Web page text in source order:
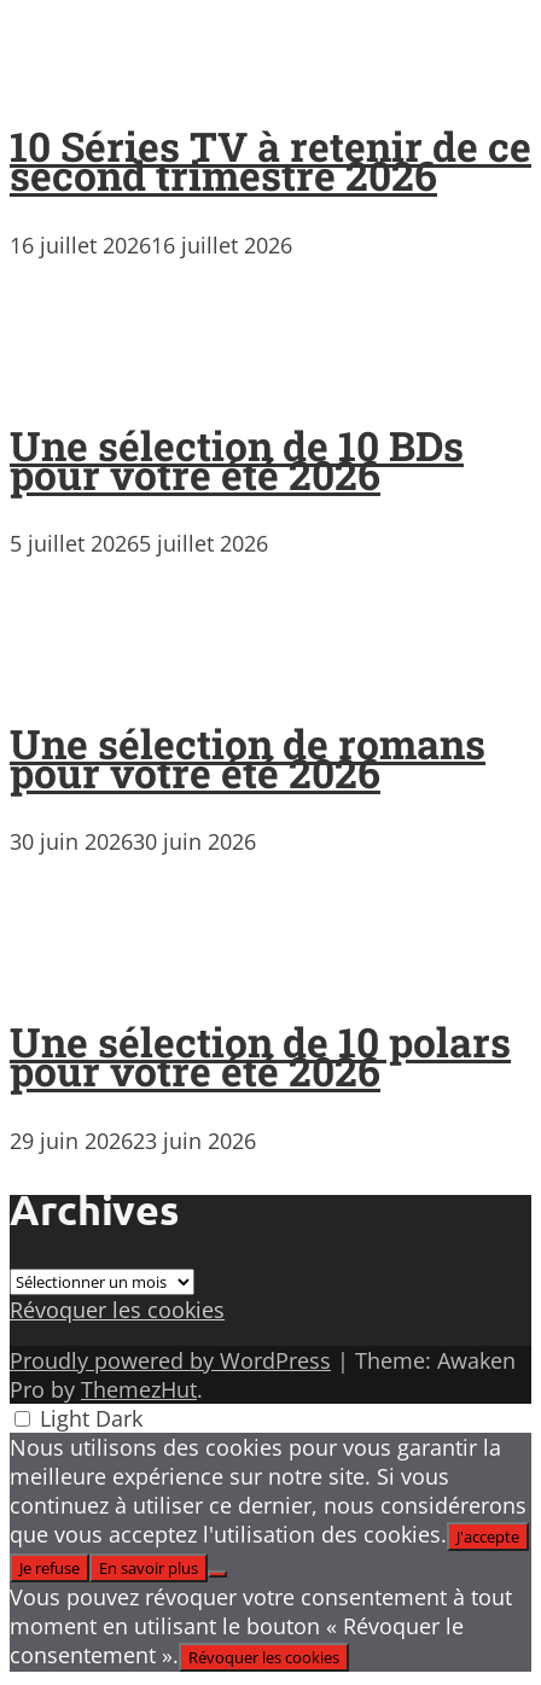
10 Séries TV à retenir de ce
second trimestre 2026
16 juillet 202616 juillet 2026
Une sélection de 10 BDs
pour votre été 2026
5 juillet 20265 juillet 2026
Une sélection de romans
pour votre été 2026
30 juin 202630 juin 2026
Une sélection de 10 polars
pour votre été 2026
29 juin 202623 juin 2026
Archives
Archives
Révoquer les cookies
Proudly powered by WordPress | Theme: Awaken
Pro by ThemezHut.
Light Dark
Nous utilisons des cookies pour vous garantir la
meilleure expérience sur notre site. Si vous
continuez à utiliser ce dernier, nous considérerons
que vous acceptez l'utilisation des cookies. J'accepte
Je refuse
En savoir plus
Vous pouvez révoquer votre consentement à tout
moment en utilisant le bouton « Révoquer le
consentement ». Révoquer les cookies